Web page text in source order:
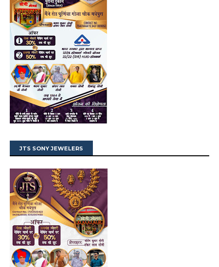
JTS SONY JEWELERS